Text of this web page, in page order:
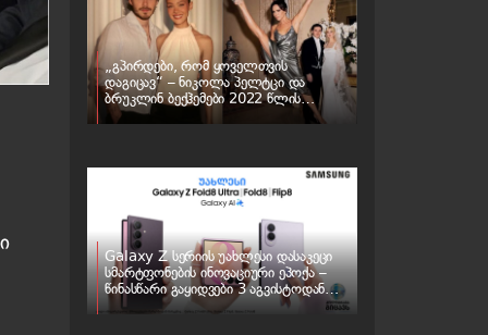
„გპირდები, რომ ყოველთვის
დაგიცავ“ – ნიკოლა პელტცი და
ბრუკლინ ბექჰემები 2022 წლის
ქორწილს „ბათილად ცნობენ“ – რა
Galaxy Z სერიის უახლესი დასაკეცი
სმარტფონების ინოვაციური ეპოქა –
წინასწარი გაყიდვები 3 აგვისტოდან
იწყება